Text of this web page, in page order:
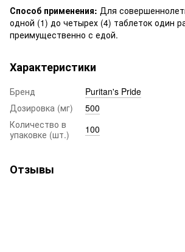
Способ применения: Для
одной (1) до четырех (4) таблеток один
преимущественно с едой.
Характеристики
Бренд
Puritan's Pride
Дозировка (мг)
500
Количество в
упаковке (шт.)
100
Отзывы